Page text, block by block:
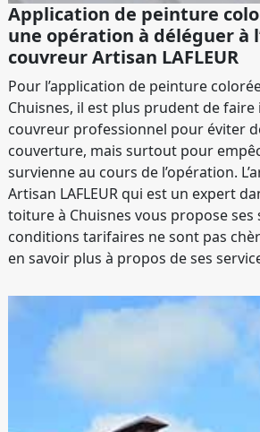
Application de peinture
une opération à déléguer à
couvreur Artisan LAFLEUR
Pour l’application de peinture
Chuisnes, il est plus prudent de
couvreur professionnel pour éviter
couverture, mais surtout pour
survienne au cours de l’opération.
Artisan LAFLEUR qui est un expert
toiture à Chuisnes vous propose ses
conditions tarifaires ne sont pas
en savoir plus à propos de ses